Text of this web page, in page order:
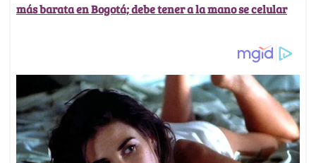
más barata en Bogotá; debe tener a la mano se celular